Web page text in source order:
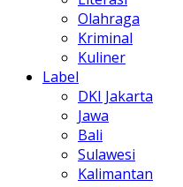
Olahraga
Kriminal
Kuliner
Label
DKI Jakarta
Jawa
Bali
Sulawesi
Kalimantan